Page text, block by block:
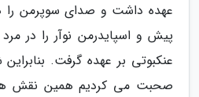
عهده داشت و صدای سوپرمن را
پیش و اسپایدرمن نوآر را در
عنکبوتی بر عهده گرفت. بنابراین
صحبت می کردیم همین نقش ها